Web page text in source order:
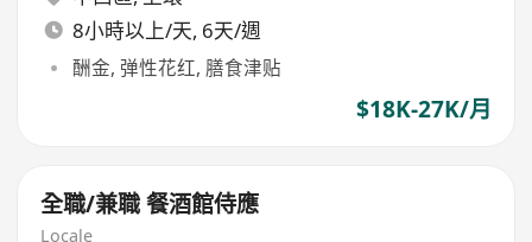
8小時以上/天, 6天/週
酬金, 弹性花红, 膳食津贴
$18K-27K/月
全職/兼職 餐酒館侍應
Locale